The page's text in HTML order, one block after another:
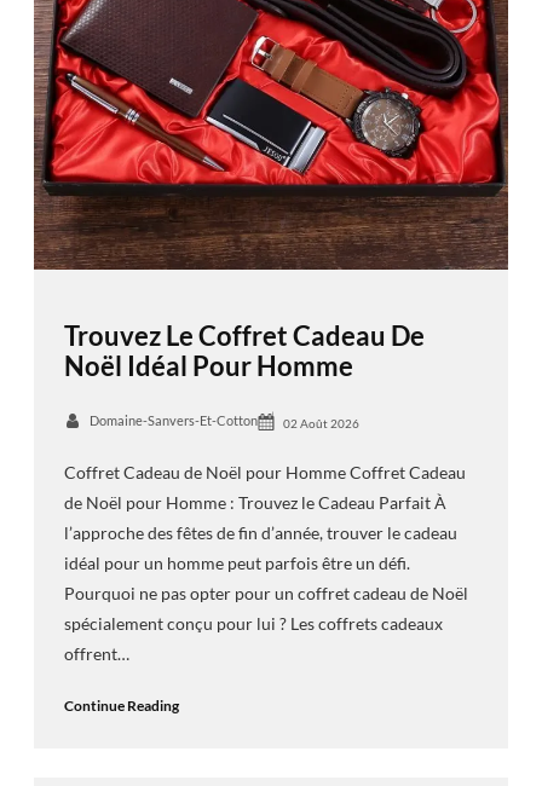
Trouvez Le Coffret Cadeau De
Noël Idéal Pour Homme
Domaine-Sanvers-Et-Cotton 02 Août 2026
Coffret Cadeau de Noël pour Homme Coffret Cadeau
de Noël pour Homme : Trouvez le Cadeau Parfait À
l’approche des fêtes de fin d’année, trouver le cadeau
idéal pour un homme peut parfois être un défi.
Pourquoi ne pas opter pour un coffret cadeau de Noël
spécialement conçu pour lui ? Les coffrets cadeaux
offrent…
Continue Reading